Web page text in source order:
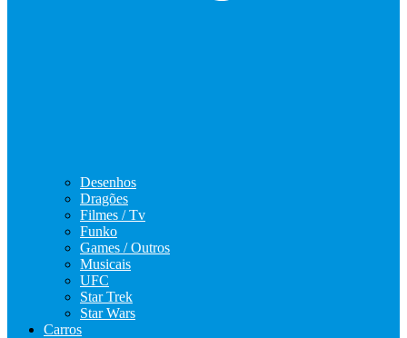
Desenhos
Dragões
Filmes / Tv
Funko
Games / Outros
Musicais
UFC
Star Trek
Star Wars
Carros